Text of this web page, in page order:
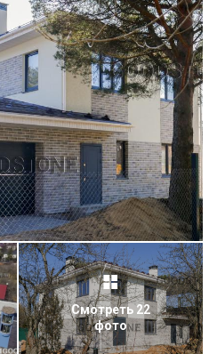
Смотреть 22
фото